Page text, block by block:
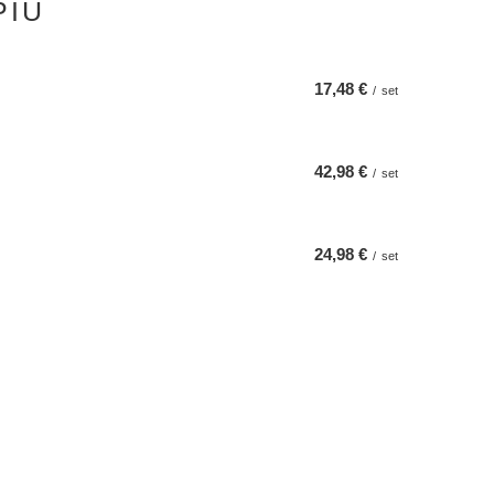
17,48 € / set
42,98 € / set
24,98 € / set